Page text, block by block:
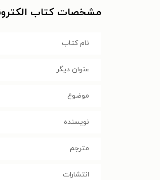
مشخصات کتاب
نام کتاب
عنوان دیگر
موضوع
نویسنده
مترجم
انتشارات